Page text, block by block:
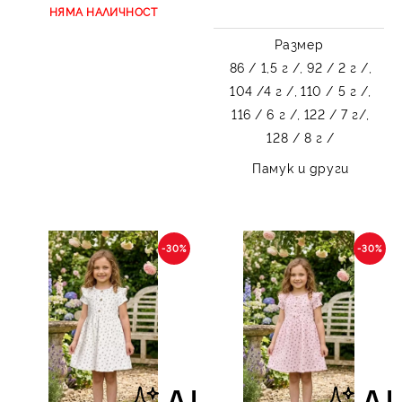
НЯМА НАЛИЧНОСТ
Размер
86 / 1,5 г /, 92 / 2 г /,
104 /4 г /, 110 / 5 г /,
116 / 6 г /, 122 / 7 г/,
128 / 8 г /
Памук и други
-30% -30%